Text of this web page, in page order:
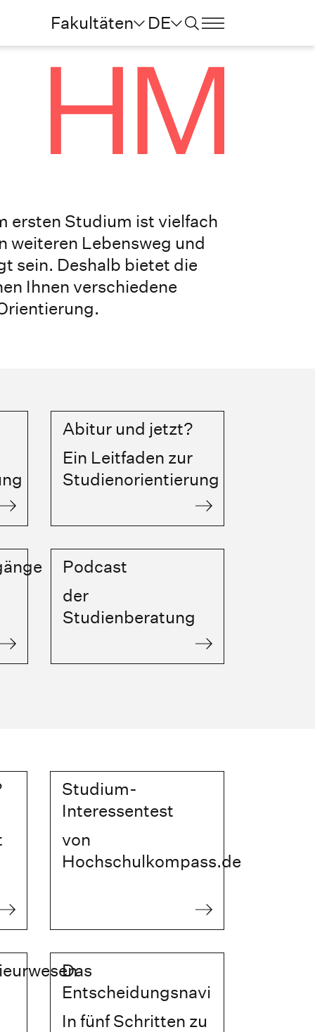
Fakultäten DE
ersten Studium ist vielfach
weiteren Lebensweg und
sein. Deshalb bietet die
Ihnen verschiedene
Abitur und jetzt?
Ein Leitfaden zur
Studienorientierung
Podcast
der
Studienberatung
Studium-
Interessentest
von
Hochschulkompass.de
Das
Entscheidungsnavi
In fünf Schritten zu